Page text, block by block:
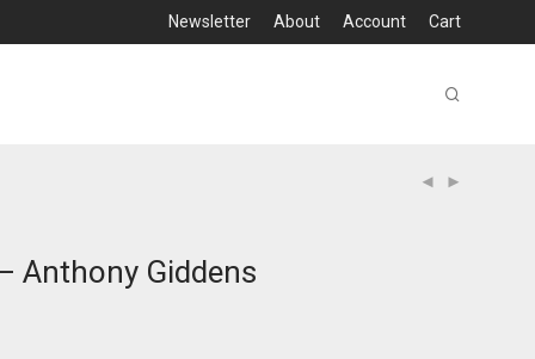
Newsletter About Account Cart
Anthony Giddens